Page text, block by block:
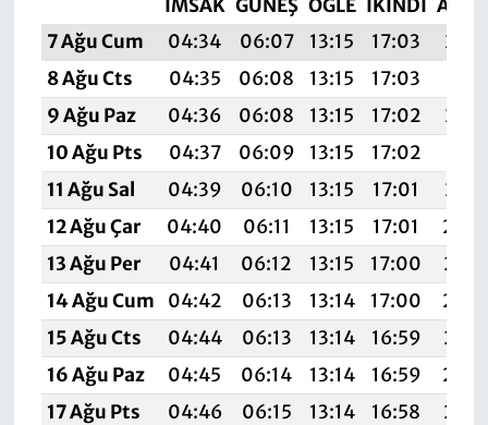
İMSAK GÜNEŞ ÖĞLE İKINDI
7 Ağu Cum
04:34 06:07 13:15 17:03
8 Ağu Cts
04:35 06:08 13:15 17:03
9 Ağu Paz
04:36 06:08 13:15 17:02
10 Ağu Pts
04:37 06:09 13:15 17:02
11 Ağu Sal
04:39 06:10 13:15 17:01
12 Ağu Çar
04:40 06:11 13:15 17:01
13 Ağu Per
04:41 06:12 13:15 17:00
14 Ağu Cum
04:42 06:13 13:14 17:00
15 Ağu Cts
04:44 06:13 13:14 16:59
16 Ağu Paz
04:45 06:14 13:14 16:59
17 Ağu Pts
04:46 06:15 13:14 16:58